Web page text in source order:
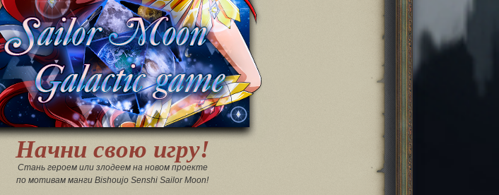
Начни свою игру!
Стань героем или злодеем на новом проекте
по мотивам манги Bishoujo Senshi Sailor Moon!